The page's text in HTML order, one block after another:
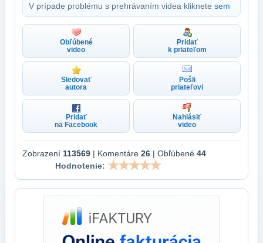
V prípade problému s prehrávaním videa kliknete sem
Obľúbené
video
Pridať
k priateľom
Sledovať
autora
Pošli
priateľovi
Pridať
na Facebook
Nahlásiť
video
Zobrazení 113569 | Komentáre 26 | Obľúbené 44
Hodnotenie: